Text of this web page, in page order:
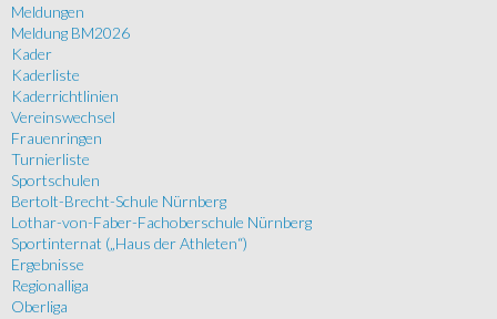
Meldungen
Meldung BM2026
Kader
Kaderliste
Kaderrichtlinien
Vereinswechsel
Frauenringen
Turnierliste
Sportschulen
Bertolt-Brecht-Schule Nürnberg
Lothar-von-Faber-Fachoberschule Nürnberg
Sportinternat („Haus der Athleten“)
Ergebnisse
Regionalliga
Oberliga